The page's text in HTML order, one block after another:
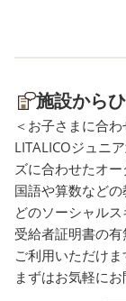
手・枠の中に収
手なお子様へ
はお子様に合わ
選択することで
大きさやリード
色に色分けされ
様々な種類が
してここでのね
「‘‘文字の形と
すい状態になっ
を見て書く」 「
施設から
＜お子さまに合
LITALICOジュニ
ズに合わせたオー
国語や算数など
どのソーシャルス
受給者証明書の
ご利用いただけ
まずはお気軽にお